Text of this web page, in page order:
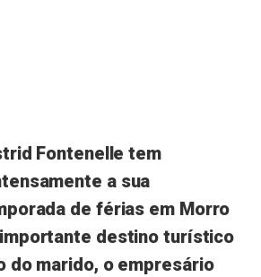
Fontenelle tem
a sua
de férias em Morro
importante destino turístico
do marido, o empresário